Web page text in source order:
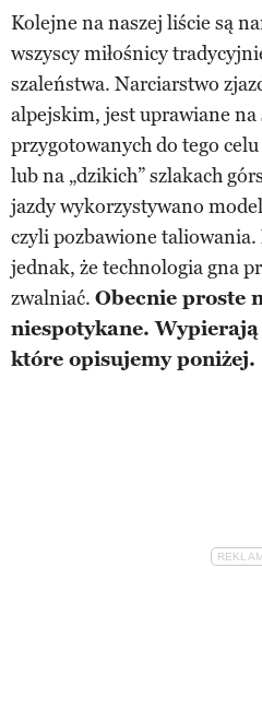
Kolejne na naszej liście są
wszyscy miłośnicy
szaleństwa. Narciarstwo
alpejskim, jest uprawiane na
przygotowanych do tego
lub na „dzikich” szlakach
jazdy wykorzystywano
czyli pozbawione
jednak, że technologia gna
zwalniać. Obecnie proste
niespotykane.
które opisujemy poniżej.